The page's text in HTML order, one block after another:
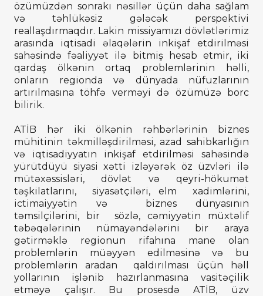
özümüzdən sonrakı nəsillər üçün daha sağlam
və təhlükəsiz gələcək perspektivi
reallaşdırmaqdır. Lakin missiyamızı dövlətlərimiz
arasında iqtisadi əlaqələrin inkişaf etdirilməsi
sahəsində fəaliyyət ilə bitmiş hesab etmir, iki
qardaş ölkənin ortaq problemlərinin həlli,
onların regionda və dünyada nüfuzlarının
artırılmasına töhfə verməyi də özümüzə borc
bilirik.
ATİB hər iki ölkənin rəhbərlərinin biznes
mühitinin təkmilləşdirilməsi, azad sahibkarlığın
və iqtisadiyyatın inkişaf etdirilməsi sahəsində
yürütdüyü siyasi xətti izləyərək öz üzvləri ilə
mütəxəssisləri, dövlət və qeyri-hökumət
təşkilatlarını, siyasətçiləri, elm xadimlərini,
ictimaiyyətin və biznes dünyasının
təmsilçilərini, bir sözlə, cəmiyyətin müxtəlif
təbəqələrinin nümayəndələrini bir araya
gətirməklə regionun rifahına mane olan
problemlərin müəyyən edilməsinə və bu
problemlərin aradan qaldırılması üçün həll
yollarının işlənib hazırlanmasına vasitəçilik
etməyə çalışır. Bu prosesdə ATİB, üzv